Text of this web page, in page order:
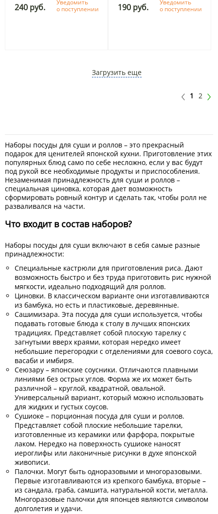
240 руб.
Уведомить
о поступлении
190 руб.
Уведомить
о поступлении
Загрузить еще
1 2
Наборы посуды для суши и роллов – это прекрасный
подарок для ценителей японской кухни. Приготовление этих
популярных блюд само по себе несложно, если у вас будут
под рукой все необходимые продукты и приспособления.
Незаменимая принадлежность для суши и роллов –
специальная циновка, которая дает возможность
сформировать ровный контур и сделать так, чтобы ролл не
разваливался на части.
Что входит в состав наборов?
Наборы посуды для суши включают в себя самые разные
принадлежности:
Специальные кастрюли для приготовления риса. Дают
возможность быстро и без труда приготовить рис нужной
мягкости, идеально подходящий для роллов.
Циновки. В классическом варианте они изготавливаются
из бамбука, но есть и пластиковые, деревянные.
Сашимизара. Эта посуда для суши используется, чтобы
подавать готовые блюда к столу в лучших японских
традициях. Представляет собой плоскую тарелку с
загнутыми вверх краями, которая нередко имеет
небольшие перегородки с отделениями для соевого соуса,
васаби и имбиря.
Сеюзару – японские соусники. Отличаются плавными
линиями без острых углов. Форма же их может быть
различной – круглой, квадратной, овальной.
Универсальный вариант, который можно использовать
для жидких и густых соусов.
Сушиоке – порционная посуда для суши и роллов.
Представляет собой плоские небольшие тарелки,
изготовленные из керамики или фарфора, покрытые
лаком. Нередко на поверхность сушиоке наносят
иероглифы или лаконичные рисунки в духе японской
живописи.
Палочки. Могут быть одноразовыми и многоразовыми.
Первые изготавливаются из крепкого бамбука, вторые –
из сандала, граба, самшита, натуральной кости, металла.
Многоразовые палочки для японцев являются символом
долголетия и удачи.